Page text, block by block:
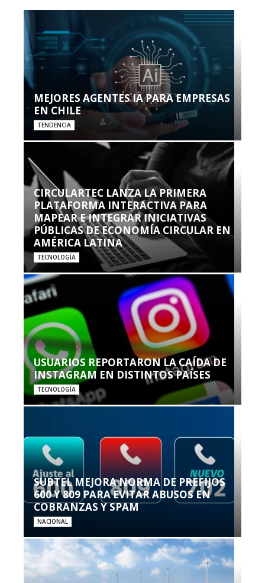
MEJORES AGENTES IA PARA EMPRESAS
EN CHILE
TENDENCIA
CIRCULARTEC LANZA LA PRIMERA
PLATAFORMA INTERACTIVA PARA
MAPEAR E INTEGRAR INICIATIVAS
PÚBLICAS DE ECONOMÍA CIRCULAR EN
AMÉRICA LATINA
TECNOLOGÍA
USUARIOS REPORTARON LA CAÍDA DE
INSTAGRAM EN DISTINTOS PAÍSES
TECNOLOGÍA
SUBTEL MEJORA NORMA DE PREFIJOS
600 Y 809 PARA EVITAR ABUSOS EN
COBRANZAS Y SPAM
NACIONAL